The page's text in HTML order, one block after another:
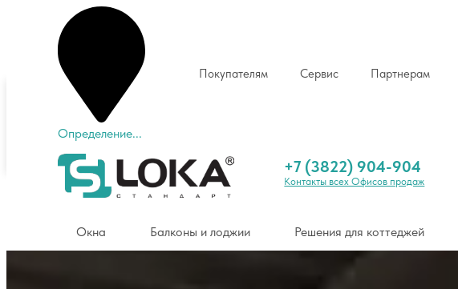
Определение...
Покупателям Сервис Партнерам
+7 (3822) 904-904
Контакты всех Офисов продаж
Окна Балконы и лоджии Решения для коттеджей